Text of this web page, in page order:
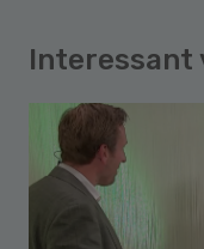
Interessant